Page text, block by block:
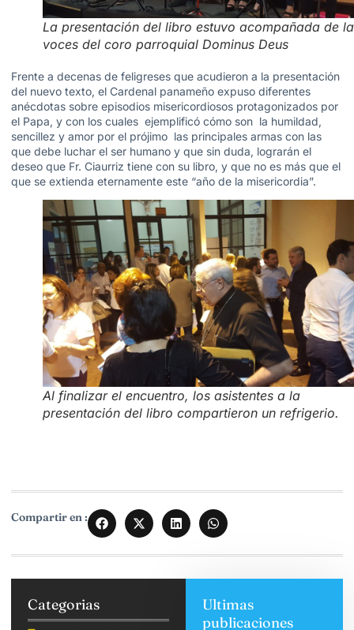
La presentación del libro estuvo acompañada de
voces del coro parroquial Dominus Deus
Frente a decenas de feligreses que acudieron a la presentación
del nuevo texto, el Cardenal panameño expuso diferentes
anécdotas sobre episodios misericordiosos protagonizados por
el Papa, y con los cuales ejemplificó cómo son la humildad,
sencillez y amor por el prójimo las principales armas con las
que debe luchar el ser humano y que sin duda, lograrán el
deseo que Fr. Ciaurriz tiene con su libro, y que no es más que el
que se extienda eternamente este “año de la misericordia”.
Al finalizar el encuentro, los asistentes a la
presentación del libro compartieron un refrigerio.
Compartir en :
Categorias
Ultimas
publicaciones